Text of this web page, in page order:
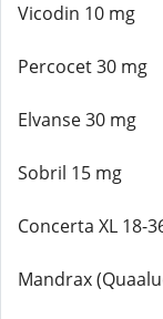
Vicodin 10 mg
Percocet 30 mg
Elvanse 30 mg
Sobril 15 mg
Concerta XL 18-
Mandrax